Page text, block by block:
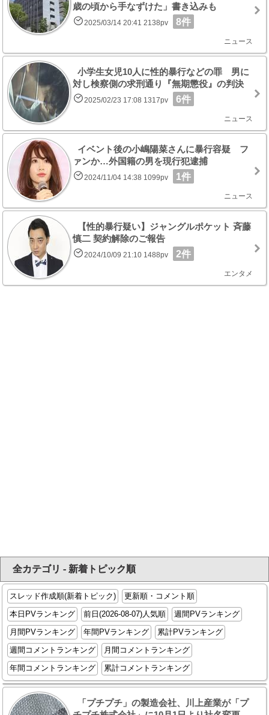
歳の頃から手なずけた」書き込みも
2025/03/14 20:41 2138pv 8件
ニュース
小学生女児10人に性的暴行などの罪 男に
対し検察側の求刑通り『無期懲役』の判決
2025/02/23 17:08 1317pv 6件
ニュース
イベント後の小嶋陽菜さんに暴行容疑 フ
ァンか…外国籍の男を現行犯逮捕
2024/11/04 14:38 1099pv 1件
ニュース
【性的暴行疑い】ジャングルポケット 斉藤
慎二 契約解除のご報告
2024/10/09 21:10 1488pv 2件
エンタメ
全カテゴリ - 新着トピック順
スレッド作成順(新着トピック)
更新順・コメント順
本日PVランキング
前日(2026-08-07)人気順
週間PVランキング
月間PVランキング
年間PVランキング
累計PVランキング
週間コメントランキング
月間コメントランキング
年間コメントランキング
累計コメントランキング
「プチプチ」の製造会社、川上産業が「プ